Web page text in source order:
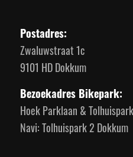
Postadres:
Zwaluwstraat 1c
9101 HD Dokkum
Bezoekadres Bikepark:
Hoek Parklaan & Tolhuispark
Navi: Tolhuispark 2 Dokkum